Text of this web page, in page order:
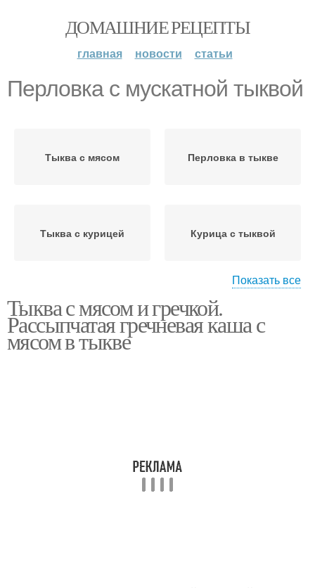
ДОМАШНИЕ РЕЦЕПТЫ
главная новости статьи
Перловка с мускатной тыквой
Тыква с мясом Перловка в тыкве
Тыква с курицей Курица с тыквой
Тыква с рисом Фаршированная тыква
Показать все
Тыква с мясом и гречкой.
Рассыпчатая гречневая каша с
мясом в тыкве